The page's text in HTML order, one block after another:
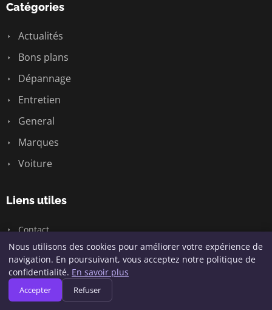
Catégories
Actualités
Bons plans
Dépannage
Entretien
General
Marques
Voiture
Liens utiles
Contact
© 2026 Passion Bagnole. Tous droits réservés.
Nous utilisons des cookies pour améliorer votre expérience de
navigation. En poursuivant, vous acceptez notre politique de
confidentialité. En savoir plus
Accepter Refuser